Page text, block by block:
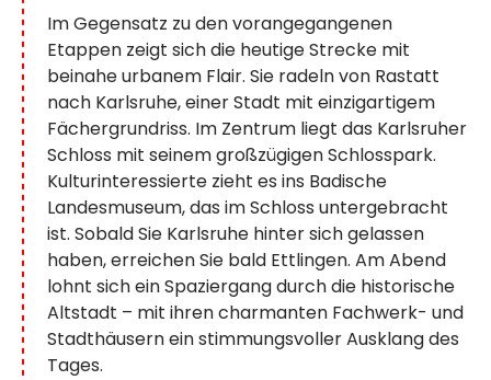
Im Gegensatz zu den vorangegangenen
Etappen zeigt sich die heutige Strecke mit
beinahe urbanem Flair. Sie radeln von Rastatt
nach Karlsruhe, einer Stadt mit einzigartigem
Fächergrundriss. Im Zentrum liegt das Karlsruher
Schloss mit seinem großzügigen Schlosspark.
Kulturinteressierte zieht es ins Badische
Landesmuseum, das im Schloss untergebracht
ist. Sobald Sie Karlsruhe hinter sich gelassen
haben, erreichen Sie bald Ettlingen. Am Abend
lohnt sich ein Spaziergang durch die historische
Altstadt – mit ihren charmanten Fachwerk- und
Stadthäusern ein stimmungsvoller Ausklang des
Tages.